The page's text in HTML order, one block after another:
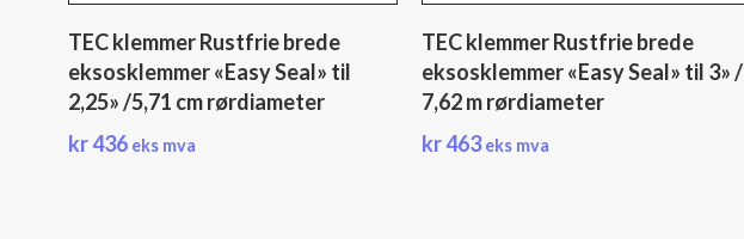
TEC klemmer Rustfrie brede
eksosklemmer «Easy Seal» til
2,25» /5,71 cm rørdiameter
kr436 eks mva
TEC klemmer Rustfrie brede
eksosklemmer «Easy Seal» til 3» /
7,62 m rørdiameter
kr463 eks mva